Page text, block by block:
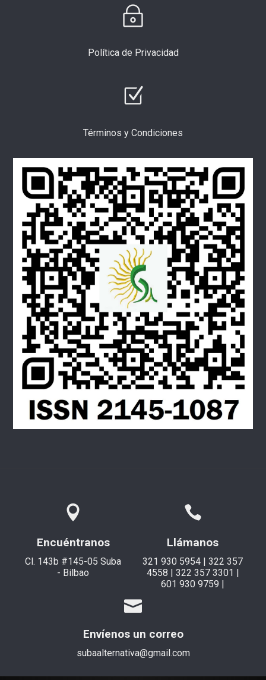
Política de Privacidad
Términos y Condiciones
Encuéntranos
Cl. 143b #145-05 Suba
- Bilbao
Llámanos
321 930 5954 | 322 357
4558 | 322 357 3301 |
601 930 9759 |
Envíenos un correo
subaalternativa@gmail.com